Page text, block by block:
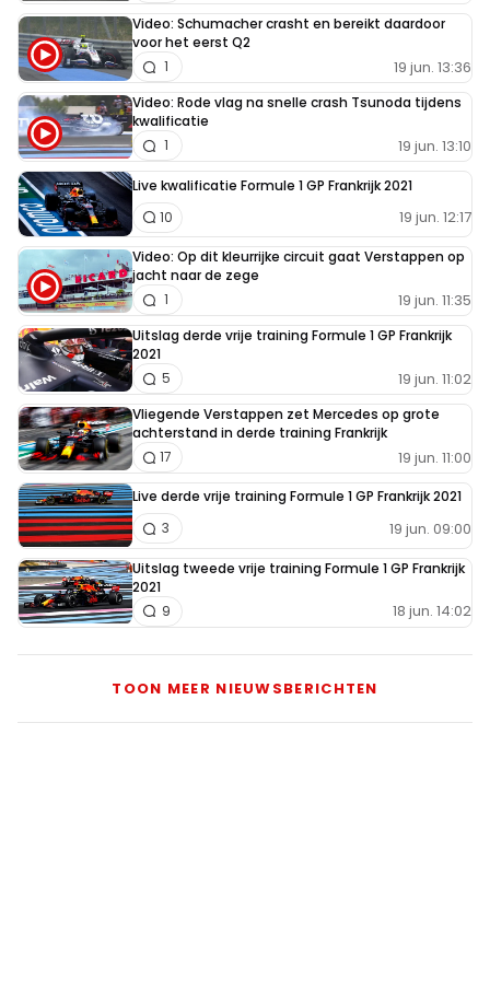
Video: Schumacher crasht en bereikt daardoor
voor het eerst Q2
19 jun. 13:36
1
Video: Rode vlag na snelle crash Tsunoda tijdens
kwalificatie
19 jun. 13:10
1
Live kwalificatie Formule 1 GP Frankrijk 2021
19 jun. 12:17
10
Video: Op dit kleurrijke circuit gaat Verstappen op
jacht naar de zege
19 jun. 11:35
1
Uitslag derde vrije training Formule 1 GP Frankrijk
2021
19 jun. 11:02
5
Vliegende Verstappen zet Mercedes op grote
achterstand in derde training Frankrijk
19 jun. 11:00
17
Live derde vrije training Formule 1 GP Frankrijk 2021
19 jun. 09:00
3
Uitslag tweede vrije training Formule 1 GP Frankrijk
2021
18 jun. 14:02
9
TOON MEER NIEUWSBERICHTEN